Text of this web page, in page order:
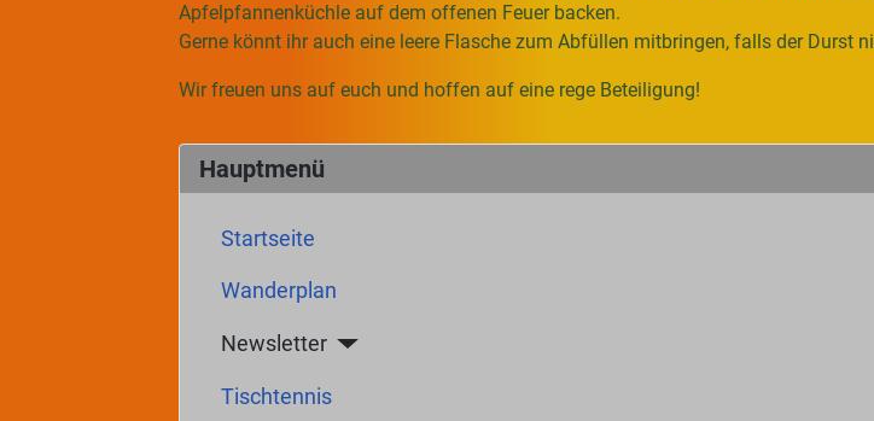
Hauptmenü
Startseite
Wanderplan
Newsletter
Tischtennis
Apfelpfannenküchle auf dem offenen Feuer backen.
Gerne könnt ihr auch eine leere Flasche zum Abfüllen mitbringen, falls der Durst
Wir freuen uns auf euch und hoffen auf eine rege Beteiligung!